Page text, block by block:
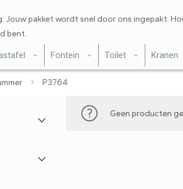
Jouw pakket wordt snel door ons ingepakt.
bent.
Fontein Toilet Kranen
P3764
Geen producten